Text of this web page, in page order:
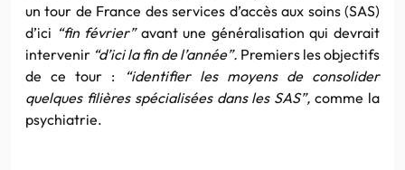
un tour de France des services d’accès aux soins (SAS)
d’ici “fin février” avant une généralisation qui devrait
intervenir “d’ici la fin de l’année”. Premiers les objectifs
de ce tour :
“identifier les moyens de consolider
quelques filières spécialisées dans les SAS”,comme la
psychiatrie.